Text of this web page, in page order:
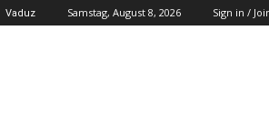
Vaduz Samstag, August 8, 2026 Sign in /